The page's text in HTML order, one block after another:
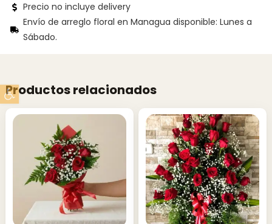
Precio no incluye delivery
Envío de arreglo floral en Managua disponible: Lunes a
Sábado.
Productos relacionados
Abrir barra de herramientas